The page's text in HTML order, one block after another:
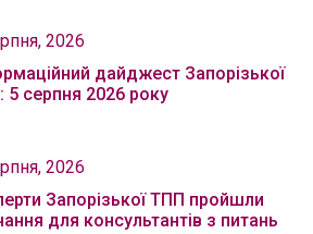
2026
дайджест Запорізької
5 серпня 2026 року
2026
Запорізької ТПП пройшли
для консультантів з питань